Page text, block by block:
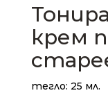
крем
тегло: 25 мл.